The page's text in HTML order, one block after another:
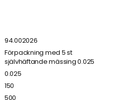
94.002026
Förpackning med 5 st
självhäftande mässing 0.025
0.025
150
500